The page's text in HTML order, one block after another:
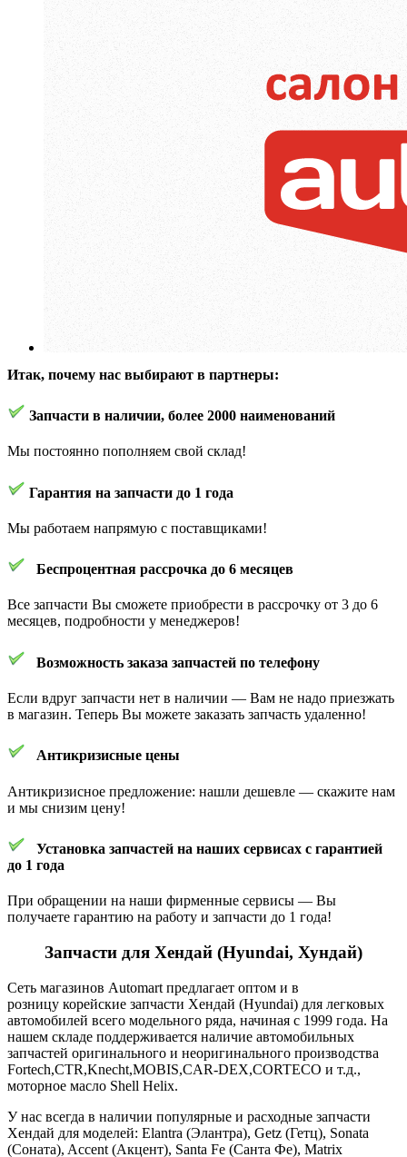
Итак, почему нас выбирают в партнеры:
Запчасти в наличии, более 2000 наименований
Мы постоянно пополняем свой склад!
Гарантия на запчасти до 1 года
Мы работаем напрямую с поставщиками!
Беспроцентная рассрочка до 6 месяцев
Все запчасти Вы сможете приобрести в рассрочку от 3 до 6
месяцев, подробности у менеджеров!
Возможность заказа запчастей по телефону
Если вдруг запчасти нет в наличии — Вам не надо приезжать
в магазин. Теперь Вы можете заказать запчасть удаленно!
Антикризисные цены
Антикризисное предложение: нашли дешевле — скажите нам
и мы снизим цену!
Установка запчастей на наших сервисах с гарантией
до 1 года
При обращении на наши фирменные сервисы — Вы
получаете гарантию на работу и запчасти до 1 года!
Запчасти для Хендай (Hyundai, Хундай)
Сеть магазинов Automart предлагает оптом и в
розницу корейские запчасти Хендай (Hyundai) для легковых
автомобилей всего модельного ряда, начиная с 1999 года. На
нашем складе поддерживается наличие автомобильных
запчастей оригинального и неоригинального производства
Fortech,CTR,Knecht,MOBIS,CAR-DEX,CORTECO и т.д.,
моторное масло Shell Helix.
У нас всегда в наличии популярные и расходные запчасти
Хендай для моделей: Elantra (Элантра), Getz (Гетц), Sonata
(Соната), Accent (Акцент), Santa Fe (Санта Фе), Matrix